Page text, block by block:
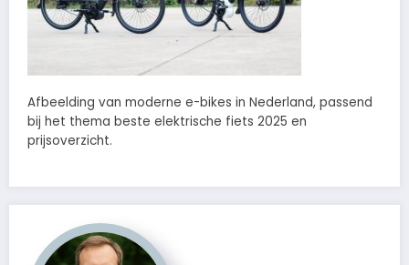
Afbeelding van moderne e-bikes in Nederland, passend
bij het thema beste elektrische fiets 2025 en
prijsoverzicht.